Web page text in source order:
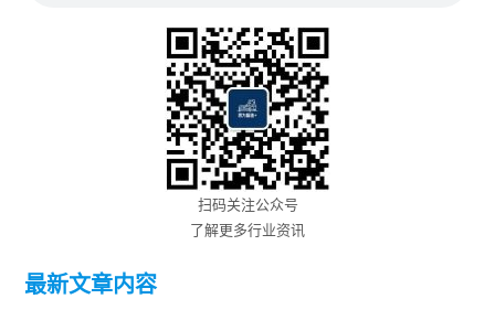
扫码关注公众号
了解更多行业资讯
最新文章内容